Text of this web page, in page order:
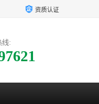
资质认证
线: